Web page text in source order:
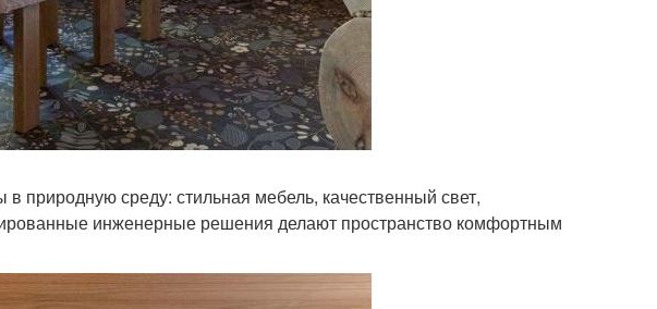
природную среду: стильная мебель, качественный свет,
инженерные решения делают пространство комфортным